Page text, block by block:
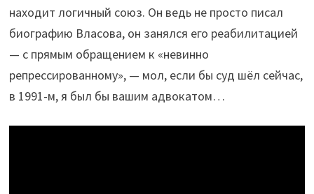
находит логичный союз. Он ведь не просто писал
биографию Власова, он занялся его реабилитацией
— с прямым обращением к «невинно
репрессированному», — мол, если бы суд шёл сейчас,
в 1991-м, я был бы вашим адвокатом…